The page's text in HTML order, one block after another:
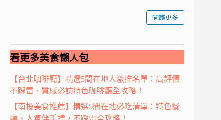
閱讀更多
看更多美食懶人包
【台北咖啡廳】精選5間在地人激推名單：高評價
不踩雷、質感必訪特色咖啡廳全攻略！
【南投美食推薦】精選5間在地必吃清單：特色餐